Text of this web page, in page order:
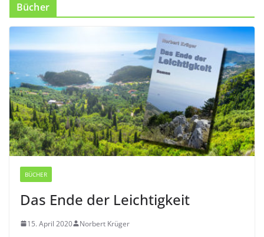
Bücher
BÜCHER
Das Ende der Leichtigkeit
15. April 2020 Norbert Krüger